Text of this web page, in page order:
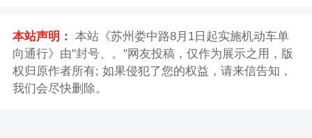
本站声明： 本站《苏州娄中路8月1日起实施机动车单
向通行》由"封号、。"网友投稿，仅作为展示之用，版
权归原作者所有; 如果侵犯了您的权益，请来信告知，
我们会尽快删除。